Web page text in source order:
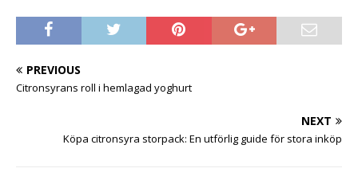
PREVIOUS
Citronsyrans roll i hemlagad yoghurt
NEXT
Köpa citronsyra storpack: En utförlig guide för stora inköp